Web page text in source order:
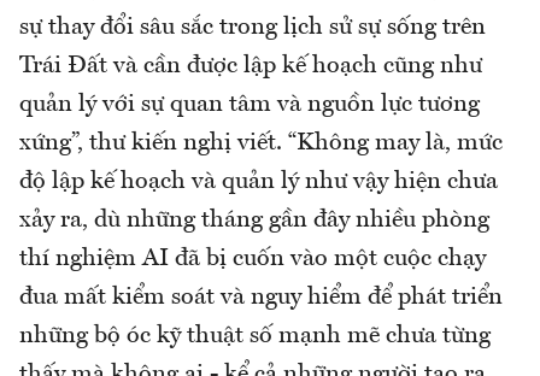
sự thay đổi sâu sắc trong lịch sử sự sống trên
Trái Đất và cần được lập kế hoạch cũng như
quản lý với sự quan tâm và nguồn lực tương
xứng”, thư kiến nghị viết. “Không may là, mức
độ lập kế hoạch và quản lý như vậy hiện chưa
xảy ra, dù những tháng gần đây nhiều phòng
thí nghiệm AI đã bị cuốn vào một cuộc chạy
đua mất kiểm soát và nguy hiểm để phát triển
những bộ óc kỹ thuật số mạnh mẽ chưa từng